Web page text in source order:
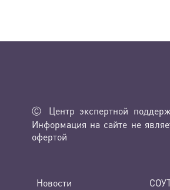
Ⓒ Центр экспертной
Информация на сайте не
офертой
Новости